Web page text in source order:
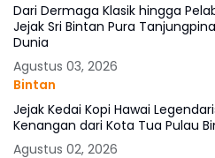
Dari Dermaga Klasik hingga
Jejak Sri Bintan Pura
Dunia
Agustus 03, 2026
Bintan
Jejak Kedai Kopi Hawai
Kenangan dari Kota Tua Pulau
Agustus 02, 2026